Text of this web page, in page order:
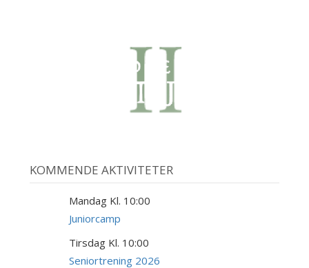
KOMMENDE AKTIVITETER
Mandag Kl. 10:00
Juniorcamp
Tirsdag Kl. 10:00
Seniortrening 2026